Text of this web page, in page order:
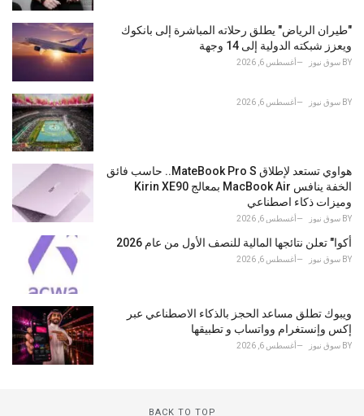
:"طيران الرياض" يطلق رحلاته المباشرة إلى بانكوك
ويعزز شبكته الدولية إلى 14 وجهة
BY سوق نيوز أغسطس 6, 2026
BY سوق نيوز أغسطس 6, 2026
هواوي تستعد لإطلاق MateBook Pro S.. حاسب فائق
الخفة ينافس MacBook Air بمعالج Kirin XE90
وميزات ذكاء اصطناعي
BY سوق نيوز أغسطس 6, 2026
أكوا" تعلن نتائجها المالية للنصف الأول من عام 2026
BY سوق نيوز أغسطس 6, 2026
ويبوك تطلق مساعد الحجز بالذكاء الاصطناعي عبر
إكس وإنستغرام وواتساب و تطبيقها
BY سوق نيوز أغسطس 6, 2026
BACK TO TOP